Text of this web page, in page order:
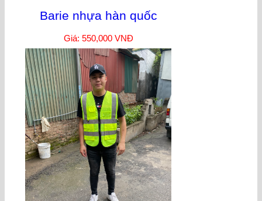
Barie nhựa hàn quốc
Giá: 550,000 VNĐ